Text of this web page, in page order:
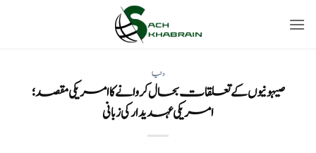
دنیا
صیہونیوں کے تعلقات بحال کروانے کا امریکی مقصد؛
امریکی عہدیدار کی زبانی